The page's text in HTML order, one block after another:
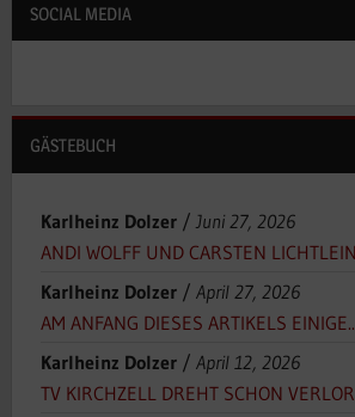
SOCIAL MEDIA
GÄSTEBUCH
Karlheinz Dolzer/ Juni 27, 2026
ANDI WOLFF UND CARSTEN
Karlheinz Dolzer/ April 27, 2026
AM ANFANG DIESES ARTIKELS
Karlheinz Dolzer/ April 12, 2026
TV KIRCHZELL DREHT SCHON